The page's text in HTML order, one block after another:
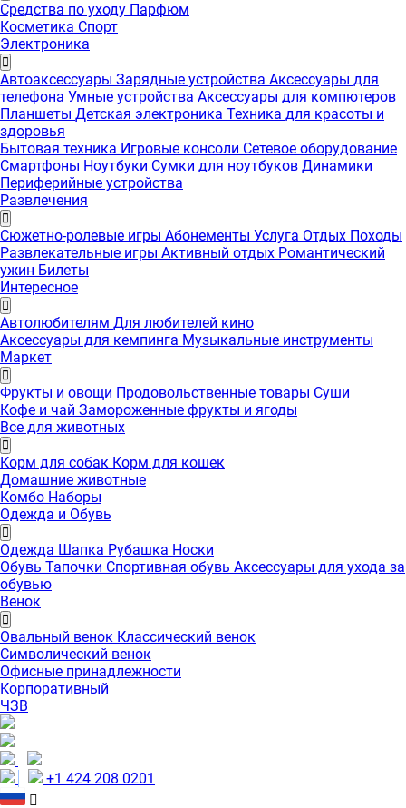
Средства по уходу Парфюм
Косметика Спорт
Электроника
Автоаксессуары Зарядные устройства Аксессуары для
телефона Умные устройства Аксессуары для компютеров
Планшеты Детская электроника Техника для красоты и
здоровья
Бытовая техника Игровые консоли Сетевое оборудование
Смартфоны Ноутбуки Сумки для ноутбуков Динамики
Периферийные устройства
Развлечения
Сюжетно-ролевые игры Абонементы Услуга Отдых Походы
Развлекательные игры Активный отдых Романтический
ужин Билеты
Интересноe
Автолюбителям Для любителей кино
Аксессуары для кемпинга Музыкальные инструменты
Маркет
Фрукты и овощи Продовольственные товары Суши
Кофе и чай Замороженные фрукты и ягоды
Все для животных
Корм для собак Корм для кошек
Домашние животные
Комбо Наборы
Одежда и Обувь
Одежда Шапка Рубашка Носки
Обувь Тапочки Спортивная обувь Аксессуары для ухода за
обувью
Венок
Овальный венок Классический венок
Символический венок
Офисные принадлежности
Корпоративный
ЧЗВ
+1 424 208 0201